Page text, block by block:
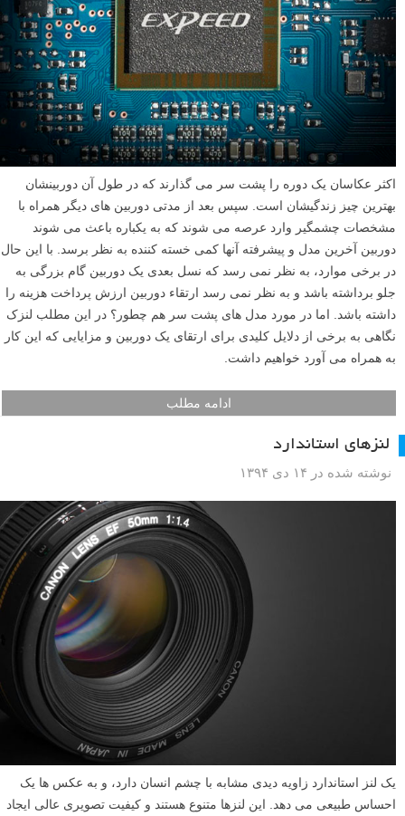
اکثر عکاسان یک دوره را پشت سر می گذارند که در طول آن دوربینشان
بهترین چیز زندگیشان است. سپس بعد از مدتی دوربین های دیگر همراه با
مشخصات چشمگیر وارد عرصه می شوند که به یکباره باعث می شوند
دوربین آخرین مدل و پیشرفته آنها کمی خسته کننده به نظر برسد. با این حال
در برخی موارد، به نظر نمی رسد که نسل بعدی یک دوربین گام بزرگی به
جلو برداشته باشد و به نظر نمی رسد ارتقاء دوربین ارزش پرداخت هزینه را
داشته باشد. اما در مورد مدل های پشت سر هم چطور؟ در این مطلب لنزک
نگاهی به برخی از دلایل کلیدی برای ارتقای یک دوربین و مزایایی که این کار
به همراه می آورد خواهیم داشت.
ادامه مطلب
لنزهای استاندارد
نوشته شده در ۱۴ دی ۱۳۹۴
یک لنز استاندارد زاویه دیدی مشابه با چشم انسان دارد، و به عکس ها یک
احساس طبیعی می دهد. این لنزها متنوع هستند و کیفیت تصویری عالی ایجاد